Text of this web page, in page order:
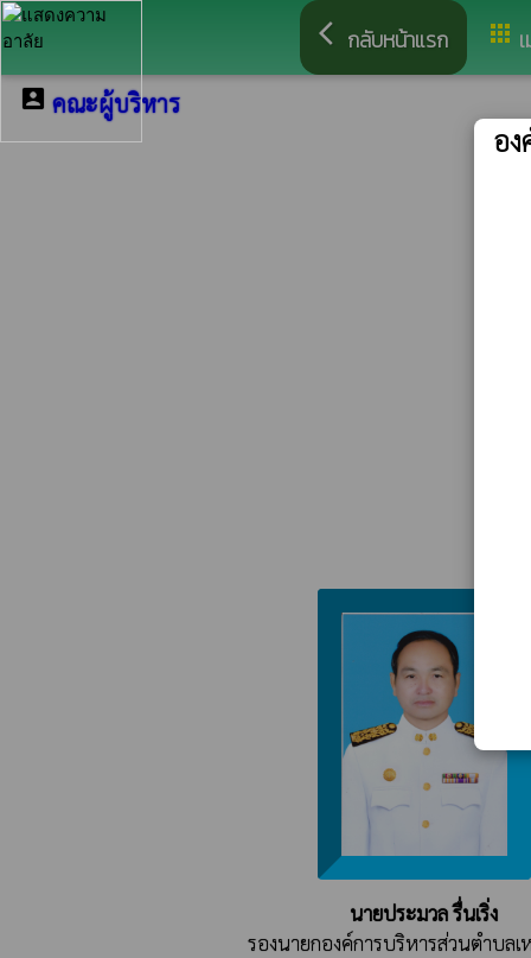
arrow_back_ios กลับหน้าแรก apps
account_box คณะผู้บริหาร
นายประมวล รื่นเริ่ง
รองนายกองค์การบริหารส่วนตำบล
อ